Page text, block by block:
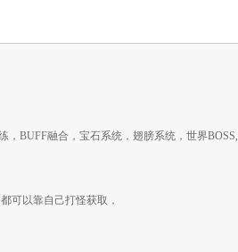
，BUFF融合，宝石系统，翅膀系统，世界BOSS,
可以靠自己打怪获取，